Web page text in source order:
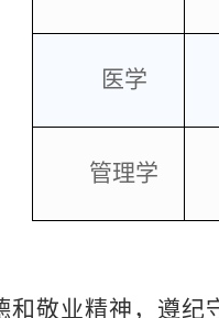
医学
管理学
和敬业精神，遵